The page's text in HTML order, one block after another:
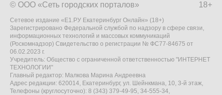
18+
© ООО «Сеть городских порталов»
Сетевое издание «Е1.РУ Екатеринбург Онлайн» (18+)
Зарегистрировано Федеральной службой по надзору в сфере связи,
информационных технологий и массовых коммуникаций
(Роскомнадзор) Свидетельство о регистрации № ФС77-84675 от
06.02.2023 г.
Учредитель: Общество с ограниченной ответственностью "ИНТЕРНЕТ
ТЕХНОЛОГИИ"
Главный редактор: Малкова Марина Андреевна
Адрес редакции: 620014, Екатеринбург, ул. Шейнкмана, 10, 3-й этаж,
Телефоны (круглосуточно): 8 (343) 379-49-95, 34-555-34,